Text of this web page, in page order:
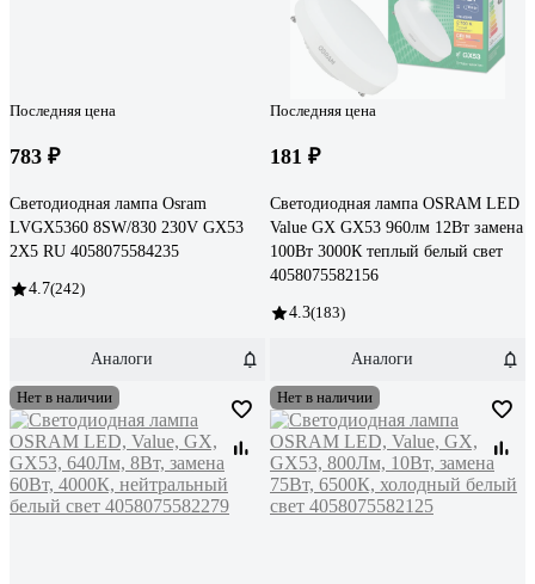
Последняя цена
783 ₽
Светодиодная лампа Osram
LVGX5360 8SW/830 230V GX53
2X5 RU 4058075584235
4.7(242)
Аналоги
Последняя цена
181 ₽
Светодиодная лампа OSRAM LED
Value GX GX53 960лм 12Вт замена
100Вт 3000К теплый белый свет
4058075582156
4.3(183)
Аналоги
Нет в наличии Нет в наличии